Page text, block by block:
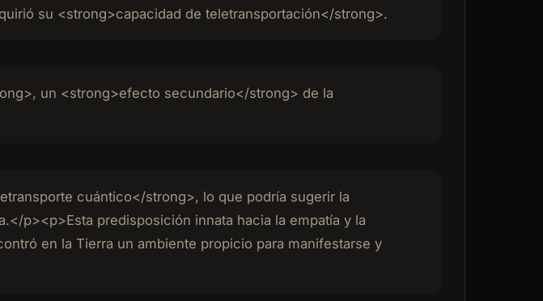
su <strong>capacidad de teletransportación</strong>.
un <strong>efecto secundario</strong> de la
cuántico</strong>, lo que podría sugerir la
p><p>Esta predisposición innata hacia la empatía y la
en la Tierra un ambiente propicio para manifestarse y